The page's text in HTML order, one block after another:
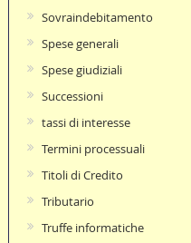
Sovraindebitamento
Spese generali
Spese giudiziali
Successioni
tassi di interesse
Termini processuali
Titoli di Credito
Tributario
Truffe informatiche